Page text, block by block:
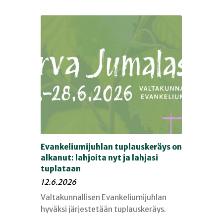
Evankeliumijuhlan tuplauskeräys on
alkanut: lahjoita nyt ja lahjasi
tuplataan
12.6.2026
Valtakunnallisen Evankeliumijuhlan
hyväksi järjestetään tuplauskeräys.